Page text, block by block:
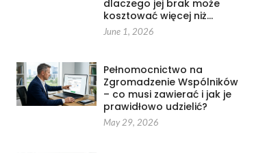
dlaczego jej brak może
kosztować więcej niż…
June 1, 2026
Pełnomocnictwo na
Zgromadzenie Wspólników
– co musi zawierać i jak je
prawidłowo udzielić?
May 29, 2026